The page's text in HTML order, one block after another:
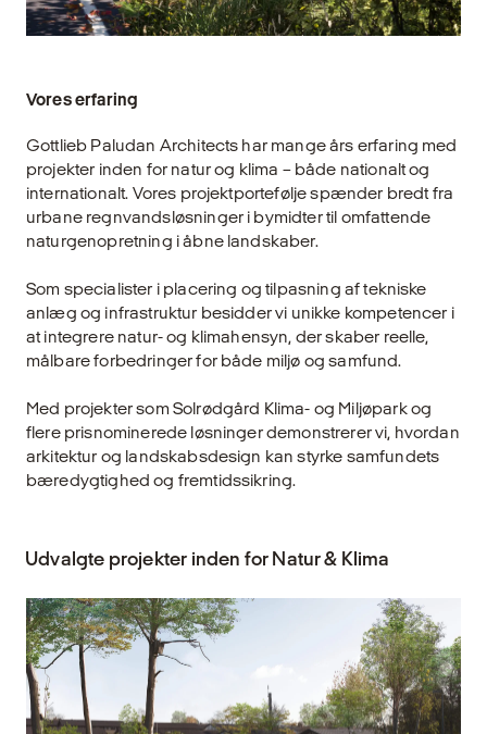
Vores erfaring
Gottlieb Paludan Architects har mange års erfaring med
projekter inden for natur og klima – både nationalt og
internationalt. Vores projektportefølje spænder bredt fra
urbane regnvandsløsninger i bymidter til omfattende
naturgenopretning i åbne landskaber.
Som specialister i placering og tilpasning af tekniske
anlæg og infrastruktur besidder vi unikke kompetencer i
at integrere natur- og klimahensyn, der skaber reelle,
målbare forbedringer for både miljø og samfund.
Med projekter som Solrødgård Klima- og Miljøpark og
flere prisnominerede løsninger demonstrerer vi, hvordan
arkitektur og landskabsdesign kan styrke samfundets
bæredygtighed og fremtidssikring.
Udvalgte projekter inden for Natur & Klima